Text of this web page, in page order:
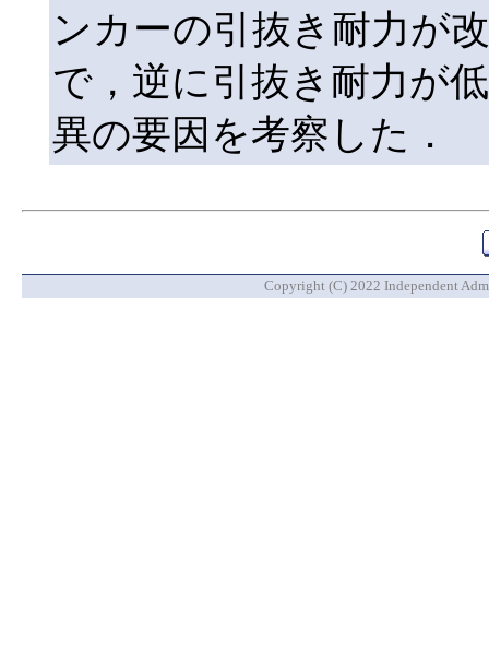
ンカーの引抜き耐力が
で，逆に引抜き耐力が
異の要因を考察した．
Copyright (C) 2022 Independent